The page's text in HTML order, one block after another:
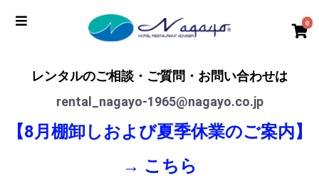
0
レンタルのご相談・ご質問・お問い合わせは
rental_nagayo-1965@nagayo.co.jp
【8月棚卸しおよび夏季休業のご案内】
→ こちら